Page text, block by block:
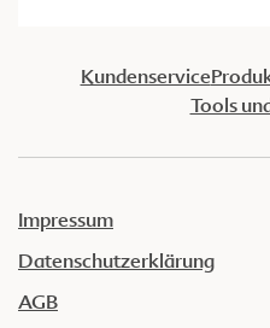
Kundenservice
Tools
Impressum
Datenschutzerklärung
AGB